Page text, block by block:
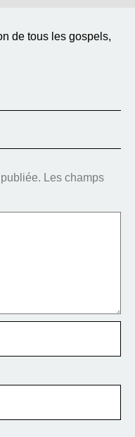
de tous les gospels,
Les champs